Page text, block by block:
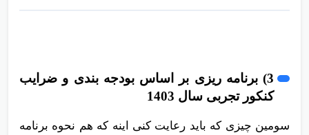
3) برنامه ریزی بر اساس بودجه بندی و ضرایب
کنکور تجربی سال 1403
سومین چیزی که باید رعایت کنی اینه که هم نحوه برنامه